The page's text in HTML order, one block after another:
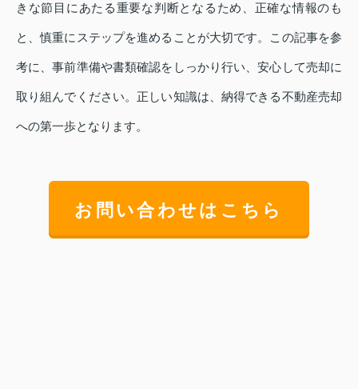
きな節目にあたる重要な判断となるため、正確な情報のも
と、慎重にステップを進めることが大切です。この記事を参
考に、事前準備や書類確認をしっかり行い、安心して売却に
取り組んでください。正しい知識は、納得できる不動産売却
への第一歩となります。
お問い合わせはこちら